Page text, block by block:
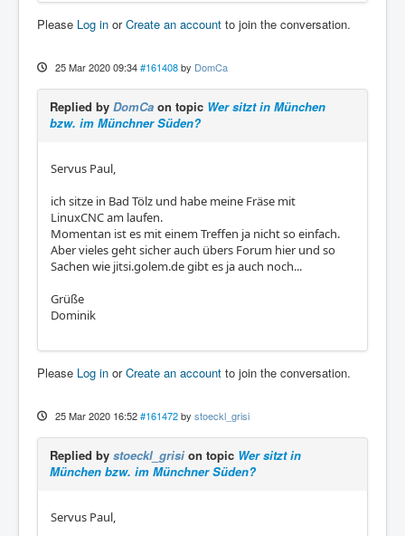
Please Log in orCreate an account to join the conversation.
25 Mar 2020 09:34 #161408 by DomCa
Replied by DomCa on topic Wer sitzt in München
bzw. im Münchner Süden?
Servus Paul,
ich sitze in Bad Tölz und habe meine Fräse mit
LinuxCNC am laufen.
Momentan ist es mit einem Treffen ja nicht so einfach.
Aber vieles geht sicher auch übers Forum hier und so
Sachen wie jitsi.golem.de gibt es ja auch noch...
Grüße
Dominik
Please Log in orCreate an account to join the conversation.
25 Mar 2020 16:52 #161472 by stoeckl_grisi
Replied by stoeckl_grisi on topic Wer sitzt in
München bzw. im Münchner Süden?
Servus Paul,